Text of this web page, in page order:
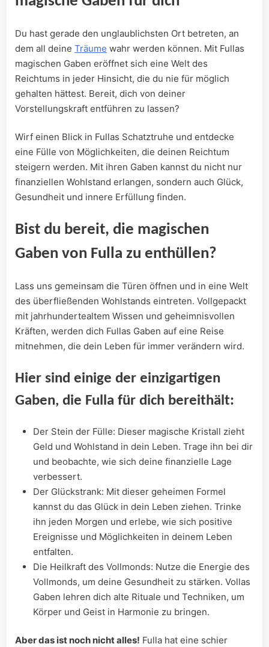
Du hast gerade den unglaublichsten Ort betreten, ⁣an
dem all deine Träume wahr werden können. Mit Fullas
magischen Gaben eröffnet sich‍ eine Welt ‍des
Reichtums ‍in⁤ jeder ‍Hinsicht, die du nie für möglich
gehalten hättest. Bereit, dich von deiner
Vorstellungskraft entführen zu lassen?
Wirf ⁢einen Blick in Fullas Schatztruhe ⁢und entdecke
eine Fülle von‍ Möglichkeiten, die deinen ​Reichtum
steigern werden. Mit ihren‍ Gaben kannst du ⁢nicht nur
finanziellen ⁣Wohlstand erlangen, sondern ⁢auch​ Glück,‍
Gesundheit und innere⁣ Erfüllung finden.
Bist du bereit,​ die magischen
Gaben von Fulla zu enthüllen?
Lass uns⁢ gemeinsam die Türen öffnen ‍und in eine Welt
des überfließenden Wohlstands eintreten. Vollgepackt
mit jahrhundertealtem Wissen und geheimnisvollen
Kräften, werden dich Fullas Gaben auf eine ⁤Reise
mitnehmen, die dein Leben für immer verändern wird.
Hier sind​ einige‌ der einzigartigen
Gaben, die⁤ Fulla für dich ⁤bereithält:
Der Stein der Fülle: Dieser magische Kristall zieht
Geld und Wohlstand in ⁣dein Leben. Trage ihn bei dir
und beobachte, wie sich deine finanzielle Lage
verbessert.
Der​ Glückstrank: Mit ⁤dieser geheimen Formel⁢
kannst du das Glück in dein Leben ziehen. Trinke
ihn jeden Morgen und erlebe, wie sich positive
Ereignisse und Möglichkeiten in deinem Leben
entfalten.
Die Heilkraft des Vollmonds: Nutze die Energie des
Vollmonds, um deine Gesundheit ⁣zu​ stärken. Vollas
Gaben lehren dich ⁣alte Rituale und Techniken, um
Körper ⁤und Geist in Harmonie zu bringen.
Aber ​das ist noch nicht alles! Fulla hat eine schier